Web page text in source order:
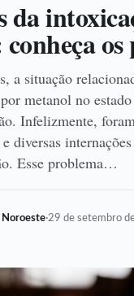
da
os
a situação
metanol no
Infelizmente,
diversas
Esse problema…
Noroeste·29 de setembro